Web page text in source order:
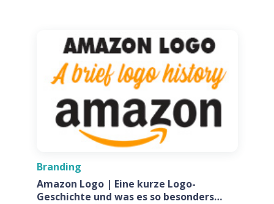
Branding
Amazon Logo | Eine kurze Logo-
Geschichte und was es so besonders